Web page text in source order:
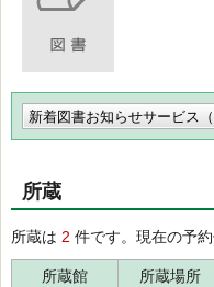
新着図書お知らせサービス（
所蔵
所蔵は 2 件です。現在の予
所蔵館 所蔵場所